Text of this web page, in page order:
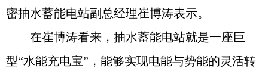
密抽水蓄能电站副总经理崔博涛表示。
在崔博涛看来，抽水蓄能电站就是一座巨
型“水能充电宝”，能够实现电能与势能的灵活转